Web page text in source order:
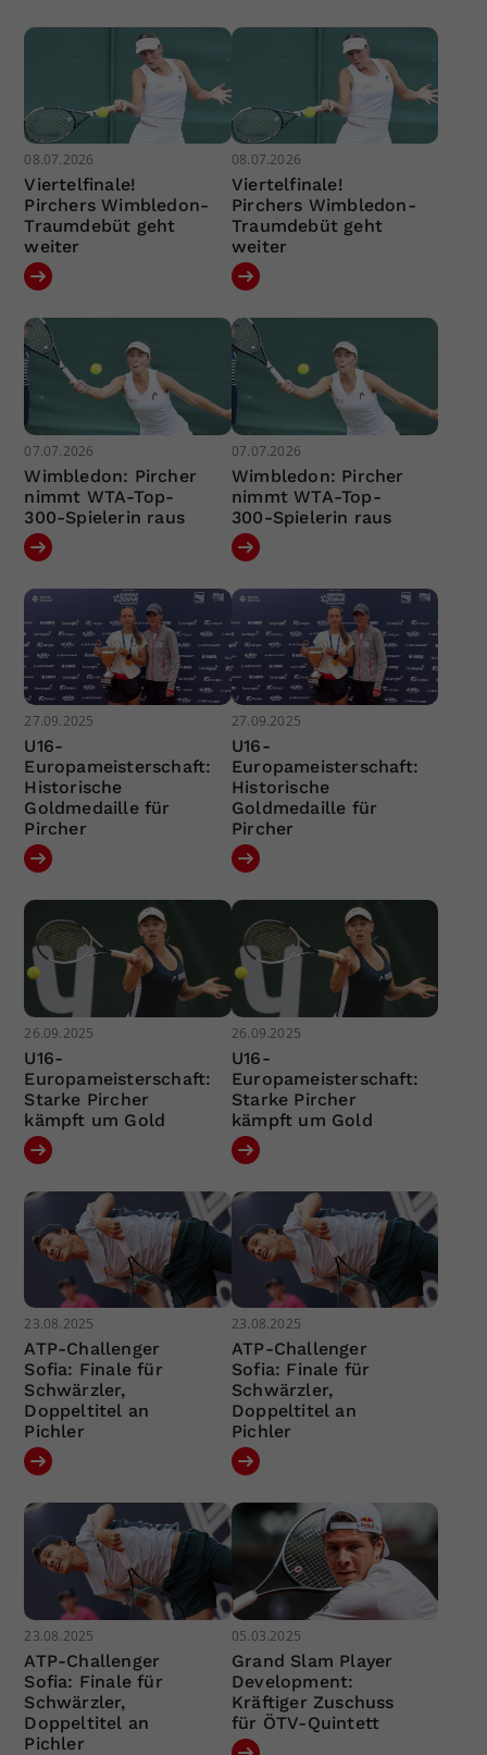
08.07.2026
Viertelfinale!
Pirchers Wimbledon-
Traumdebüt geht
weiter
08.07.2026
Viertelfinale!
Pirchers Wimbledon-
Traumdebüt geht
weiter
07.07.2026
Wimbledon: Pircher
nimmt WTA-Top-
300-Spielerin raus
07.07.2026
Wimbledon: Pircher
nimmt WTA-Top-
300-Spielerin raus
27.09.2025
U16-
Europameisterschaft:
Historische
Goldmedaille für
Pircher
27.09.2025
U16-
Europameisterschaft:
Historische
Goldmedaille für
Pircher
26.09.2025
U16-
Europameisterschaft:
Starke Pircher
kämpft um Gold
26.09.2025
U16-
Europameisterschaft:
Starke Pircher
kämpft um Gold
23.08.2025
ATP-Challenger
Sofia: Finale für
Schwärzler,
Doppeltitel an
Pichler
23.08.2025
ATP-Challenger
Sofia: Finale für
Schwärzler,
Doppeltitel an
Pichler
23.08.2025
ATP-Challenger
Sofia: Finale für
Schwärzler,
Doppeltitel an
Pichler
05.03.2025
Grand Slam Player
Development:
Kräftiger Zuschuss
für ÖTV-Quintett